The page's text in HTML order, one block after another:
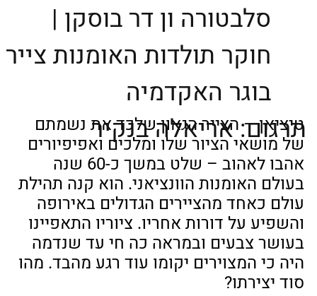
טיציאן – הצייר הגאון שלכד את נשמתם
של מושאי הציור שלו ומלכים ואפיפיורים
אהבו לאהוב – שלט במשך כ-60 שנה
בעולם האומנות הוונציאני. הוא קנה תהילת
עולם כאחד מהציירים הגדולים באירופה
והשפיע על דורות אחריו. ציוריו התאפיינו
בעושר צבעים ובמראה כה חי עד שנדמה
היה כי המצוירים יקומו עוד רגע מהבד. מהו
סוד יצירתו?
סלבטורה ון דר בוסקן |
חוקר תולדות האומנות צייר
בוגר האקדמיה
תרגום: אריאלה בנקיר